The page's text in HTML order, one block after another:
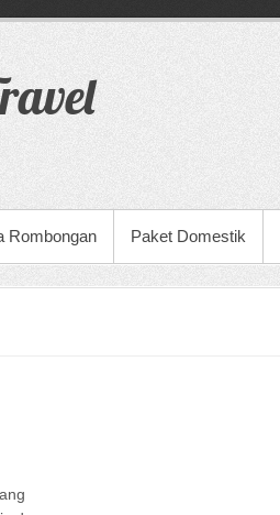
Rombongan Paket Domestik